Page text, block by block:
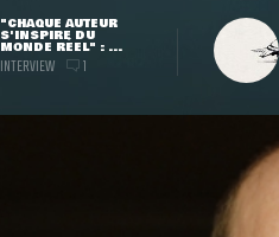
"CHAQUE AUTEUR
S'INSPIRE DU
MONDE RÉEL" : ...
INTERVIEW 1